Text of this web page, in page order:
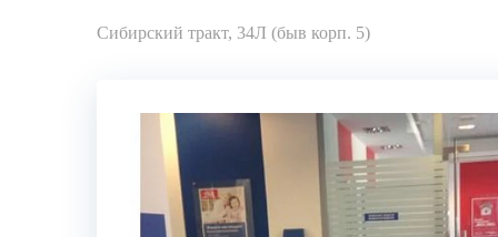
Сибирский тракт, 34Л (быв корп. 5)